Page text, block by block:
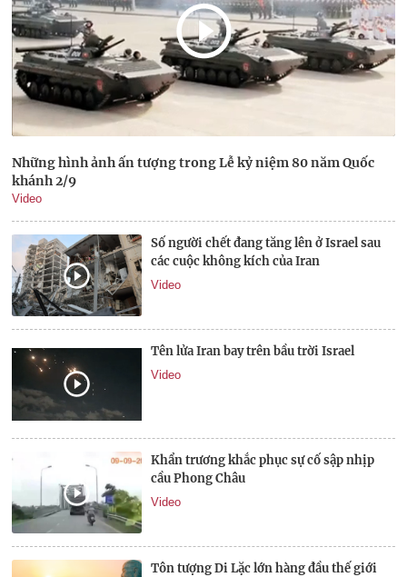
Những hình ảnh ấn tượng trong Lễ kỷ niệm 80 năm Quốc
khánh 2/9
Video
Số người chết đang tăng lên ở Israel sau
các cuộc không kích của Iran
Video
Tên lửa Iran bay trên bầu trời Israel
Video
Khẩn trương khắc phục sự cố sập nhịp
cầu Phong Châu
Video
Tôn tượng Di Lặc lớn hàng đầu thế giới